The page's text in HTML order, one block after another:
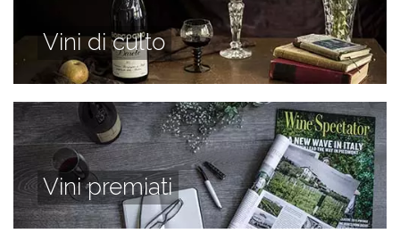
Vini di culto
Vini premiati